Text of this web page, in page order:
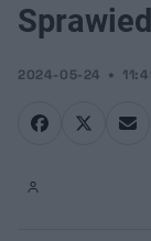
2024-05-24